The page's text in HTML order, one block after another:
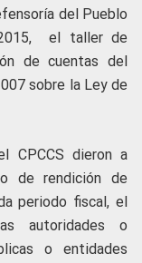
del Pueblo
el taller de
de cuentas del
sobre la Ley de
CPCCS dieron a
de rendición de
periodo fiscal, el
autoridades o
o entidades